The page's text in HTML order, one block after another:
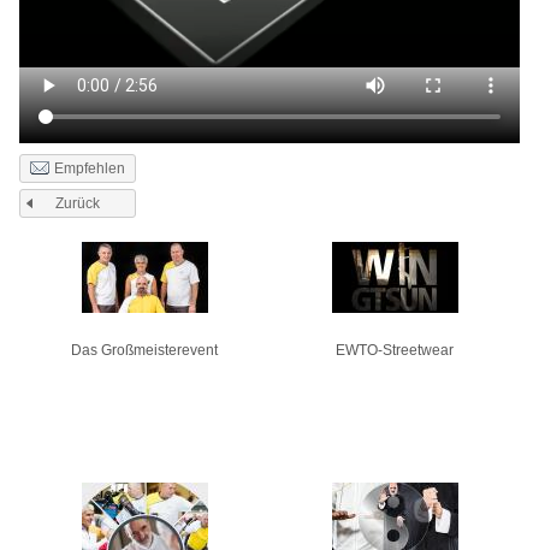
Empfehlen
Zurück
Das Großmeisterevent EWTO-Streetwear
Seiten